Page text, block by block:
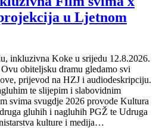
u Ljetnom
inkluzivna Koke u srijedu 12.8.2026.
obiteljsku dramu gledamo svi
prijevod na HZJ i audiodeskripciju.
te slijepim i slabovidnim
svima svugdje 2026 provode Kultura
gluhih i nagluhih PGŽ te Udruga
kulture i medija…